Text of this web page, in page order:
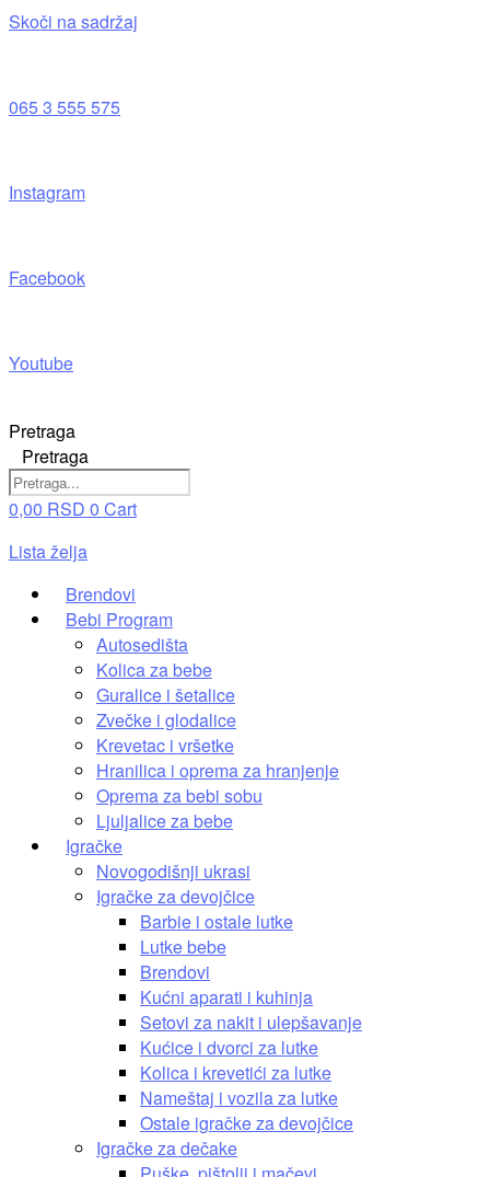
Skoči na sadržaj
065 3 555 575
Instagram
Facebook
Youtube
Pretraga
Pretraga
0,00 RSD 0 Cart
Lista želja
Brendovi
Bebi Program
Autosedišta
Kolica za bebe
Guralice i šetalice
Zvečke i glodalice
Krevetac i vršetke
Hranilica i oprema za hranjenje
Oprema za bebi sobu
Ljuljalice za bebe
Igračke
Novogodišnji ukrasi
Igračke za devojčice
Barbie i ostale lutke
Lutke bebe
Brendovi
Kućni aparati i kuhinja
Setovi za nakit i ulepšavanje
Kućice i dvorci za lutke
Kolica i krevetići za lutke
Nameštaj i vozila za lutke
Ostale igračke za devojčice
Igračke za dečake